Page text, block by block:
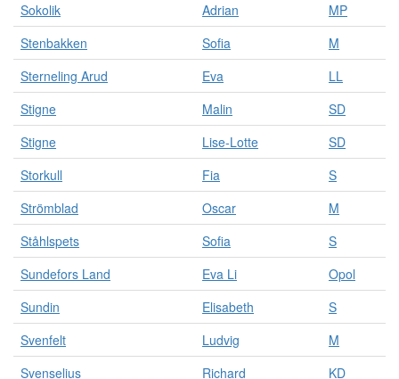
Sokolik
Adrian
MP
Stenbakken
Sofia
M
Sterneling Arud
Eva
LL
Stigne
Malin
SD
Stigne
Lise-Lotte
SD
Storkull
Fia
S
Strömblad
Oscar
M
Ståhlspets
Sofia
S
Sundefors Land
Eva Li
Opol
Sundin
Elisabeth
S
Svenfelt
Ludvig
M
Svenselius
Richard
KD